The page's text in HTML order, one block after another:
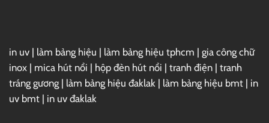
in uv | làm bảng hiệu | làm bảng hiệu tphcm | gia công chữ
inox | mica hút nổi | hộp đèn hút nổi | tranh điện | tranh
tráng gương | làm bảng hiệu đaklak | làm bảng hiệu bmt | in
uv bmt | in uv đaklak